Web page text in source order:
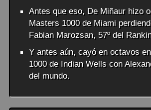
Antes que eso, De Miñaur hizo
Masters 1000 de Miami
Fabian Marozsan, 57º del
Y antes aún, cayó en octavos
1000 de Indian Wells con
del mundo.